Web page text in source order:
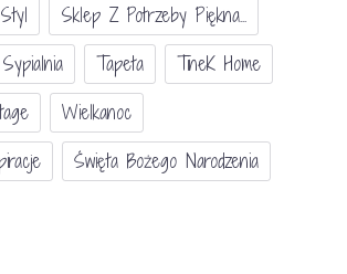
Sklep Z Potrzeby Piękna...
Sypialnia Tapeta
TineK Home
Wielkanoc
Święta Bożego Narodzenia